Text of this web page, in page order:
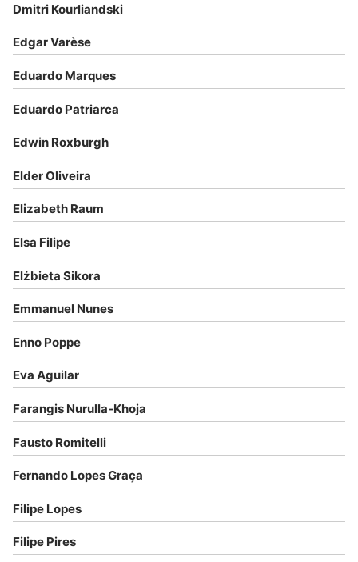
Dmitri Kourliandski
Edgar Varèse
Eduardo Marques
Eduardo Patriarca
Edwin Roxburgh
Elder Oliveira
Elizabeth Raum
Elsa Filipe
Elżbieta Sikora
Emmanuel Nunes
Enno Poppe
Eva Aguilar
Farangis Nurulla-Khoja
Fausto Romitelli
Fernando Lopes Graça
Filipe Lopes
Filipe Pires